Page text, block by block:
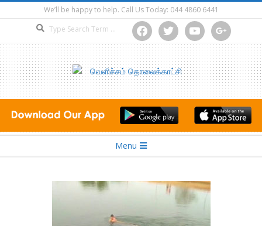
to
We’ll be happy to help. Call Us Today: 044 4860 6441
facebooktwitter youtube google
Menu